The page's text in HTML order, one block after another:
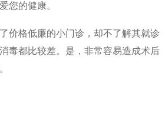
您的健康。
价格低廉的小门诊，却不了解其就诊
毒都比较差。是，非常容易造成术后